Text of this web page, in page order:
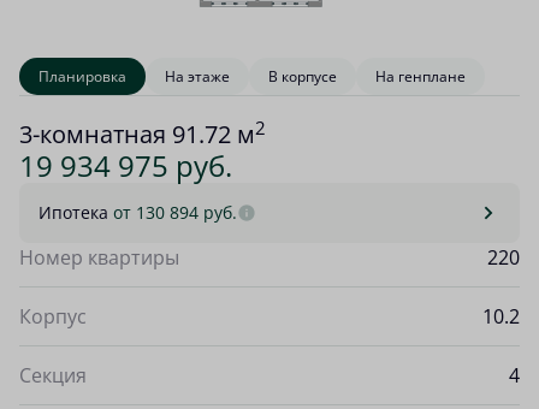
Планировка На этаже В корпусе На генплане
3-комнатная 91.72 м2
19 934 975 руб.
Ипотека от 130 894 руб.
Номер квартиры 220
Корпус 10.2
Секция 4